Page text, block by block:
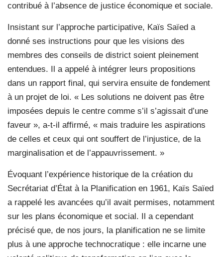
contribué à l’absence de justice économique et sociale.
Insistant sur l’approche participative, Kaïs Saïed a
donné ses instructions pour que les visions des
membres des conseils de district soient pleinement
entendues. Il a appelé à intégrer leurs propositions
dans un rapport final, qui servira ensuite de fondement
à un projet de loi. « Les solutions ne doivent pas être
imposées depuis le centre comme s’il s’agissait d’une
faveur », a-t-il affirmé, « mais traduire les aspirations
de celles et ceux qui ont souffert de l’injustice, de la
marginalisation et de l’appauvrissement. »
Évoquant l’expérience historique de la création du
Secrétariat d’État à la Planification en 1961, Kaïs Saïed
a rappelé les avancées qu’il avait permises, notamment
sur les plans économique et social. Il a cependant
précisé que, de nos jours, la planification ne se limite
plus à une approche technocratique : elle incarne une